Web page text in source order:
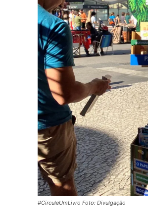
#CirculeUmLivro Foto: Divulgação